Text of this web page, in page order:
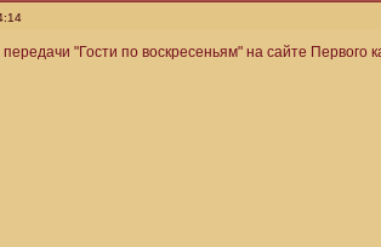
"Гости по воскресеньям" на сайте Первого